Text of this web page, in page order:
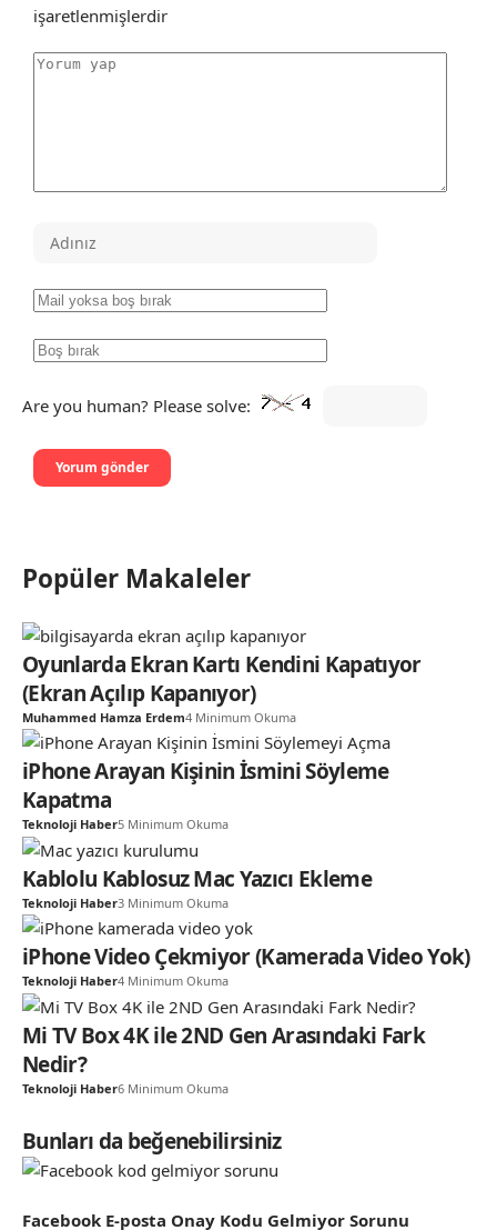
işaretlenmişlerdir
Are you human? Please solve:
Popüler Makaleler
Oyunlarda Ekran Kartı Kendini Kapatıyor
(Ekran Açılıp Kapanıyor)
Muhammed Hamza Erdem4 Minimum Okuma
iPhone Arayan Kişinin İsmini Söyleme
Kapatma
Teknoloji Haber5 Minimum Okuma
Kablolu Kablosuz Mac Yazıcı Ekleme
Teknoloji Haber3 Minimum Okuma
iPhone Video Çekmiyor (Kamerada Video Yok)
Teknoloji Haber4 Minimum Okuma
Mi TV Box 4K ile 2ND Gen Arasındaki Fark
Nedir?
Teknoloji Haber6 Minimum Okuma
Bunları da beğenebilirsiniz
Facebook E-posta Onay Kodu Gelmiyor Sorunu